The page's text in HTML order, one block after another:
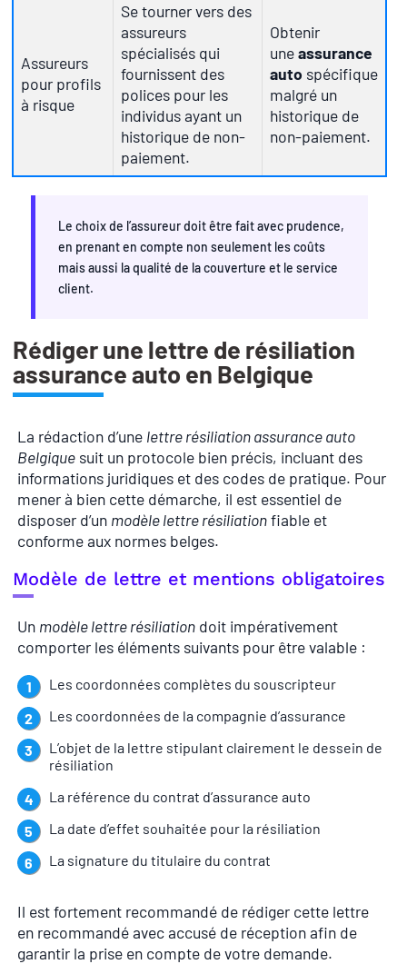
Assureurs
pour profils
à risque
Se tourner vers des
assureurs
spécialisés qui
fournissent des
polices pour les
individus ayant un
historique de non-
paiement.
Obtenir
uneassurance
auto spécifique
malgré un
historique de
non-paiement.
Le choix de l’assureur doit être fait avec prudence,
en prenant en compte non seulement les coûts
mais aussi la qualité de la couverture et le service
client.
Rédiger une lettre de résiliation
assurance auto en Belgique
La rédaction d’une lettre résiliation assurance auto
Belgique suit un protocole bien précis, incluant des
informations juridiques et des codes de pratique. Pour
mener à bien cette démarche, il est essentiel de
disposer d’un modèle lettre résiliationfiable et
conforme aux normes belges.
Modèle de lettre et mentions obligatoires
Un modèle lettre résiliation doit impérativement
comporter les éléments suivants pour être valable :
Les coordonnées complètes du souscripteur
Les coordonnées de la compagnie d’assurance
L’objet de la lettre stipulant clairement le dessein de
résiliation
La référence du contrat d’assurance auto
La date d’effet souhaitée pour la résiliation
La signature du titulaire du contrat
Il est fortement recommandé de rédiger cette lettre
en recommandé avec accusé de réception afin de
garantir la prise en compte de votre demande.